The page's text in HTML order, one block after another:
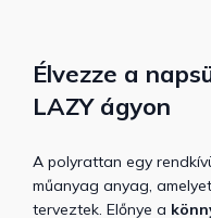
Élvezze a
LAZY ágyon
A polyrattan egy
műanyag anyag,
terveztek. Előnye a